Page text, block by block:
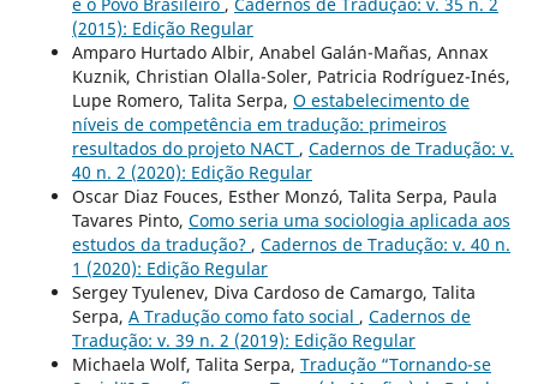
(2015): Edição Regular
Amparo Hurtado Albir, Anabel Galán-Mañas, Annax
Kuznik, Christian Olalla-Soler, Patricia Rodríguez-Inés,
Lupe Romero, Talita Serpa, O estabelecimento de
níveis de competência em tradução: primeiros
resultados do projeto NACT , Cadernos de Tradução: v.
40 n. 2 (2020): Edição Regular
Oscar Diaz Fouces, Esther Monzó, Talita Serpa, Paula
Tavares Pinto, Como seria uma sociologia aplicada aos
estudos da tradução? , Cadernos de Tradução: v. 40 n.
1 (2020): Edição Regular
Sergey Tyulenev, Diva Cardoso de Camargo, Talita
Serpa, A Tradução como fato social , Cadernos de
Tradução: v. 39 n. 2 (2019): Edição Regular
Michaela Wolf, Talita Serpa, Tradução “Tornando-se